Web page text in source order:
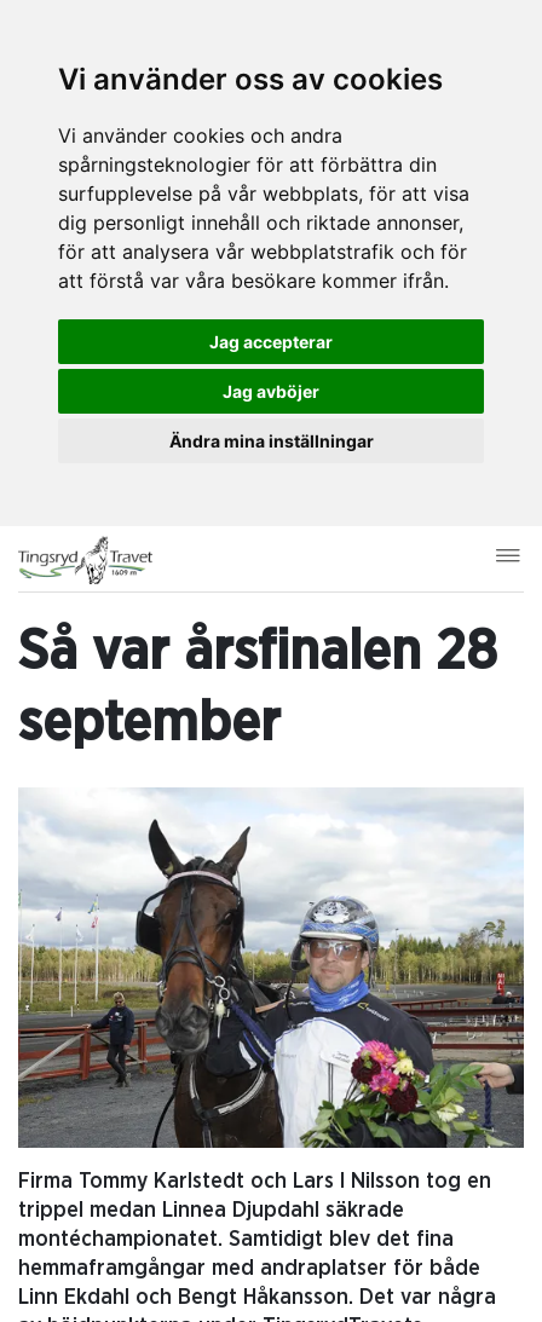
Vi använder oss av cookies
Vi använder cookies och andra
spårningsteknologier för att förbättra din
surfupplevelse på vår webbplats, för att visa
dig personligt innehåll och riktade annonser,
för att analysera vår webbplatstrafik och för
att förstå var våra besökare kommer ifrån.
Jag accepterar
Jag avböjer
Ändra mina inställningar
Så var årsfinalen 28
september
Firma Tommy Karlstedt och Lars I Nilsson tog en
trippel medan Linnea Djupdahl säkrade
montéchampionatet. Samtidigt blev det fina
hemmaframgångar med andraplatser för både
Linn Ekdahl och Bengt Håkansson. Det var några